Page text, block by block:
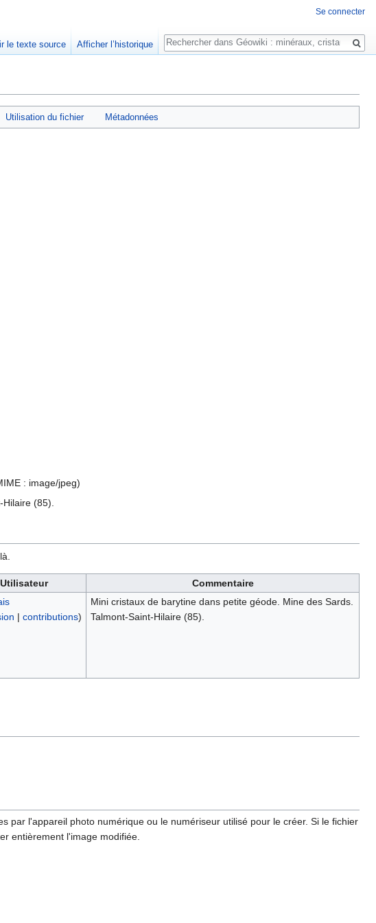
Utilisation du fichier Métadonnées
: image/jpeg)
(85).
Utilisateur
Commentaire
| contributions)
Mini cristaux de barytine dans petite géode. Mine des Sards.
Talmont-Saint-Hilaire (85).
par l'appareil photo numérique ou le numériseur utilisé pour le créer. Si le fichier
entièrement l'image modifiée.
Se connecter
le texte source Afficher l’historique
Rechercher